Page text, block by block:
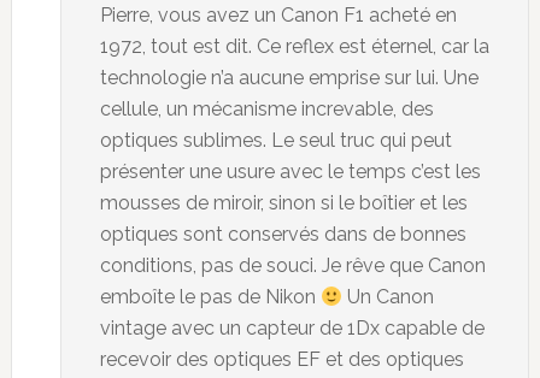
Pierre, vous avez un Canon F1 acheté en
1972, tout est dit. Ce reflex est éternel, car la
technologie n’a aucune emprise sur lui. Une
cellule, un mécanisme increvable, des
optiques sublimes. Le seul truc qui peut
présenter une usure avec le temps c’est les
mousses de miroir, sinon si le boîtier et les
optiques sont conservés dans de bonnes
conditions, pas de souci. Je rêve que Canon
emboîte le pas de Nikon
Un Canon
vintage avec un capteur de 1Dx capable de
recevoir des optiques EF et des optiques